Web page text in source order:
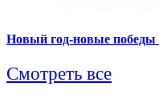
Новый год-новые победы
Смотреть все